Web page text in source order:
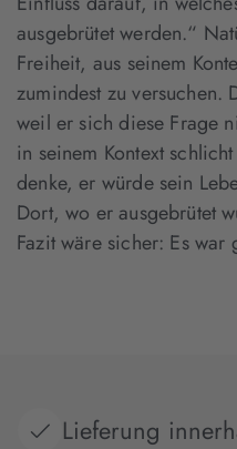
ausgebrütet werden.“
Freiheit, aus seinem
zumindest zu versuchen.
weil er sich diese Frage
in seinem Kontext
denke, er würde sein
Dort, wo er ausgebrütet
Fazit wäre sicher: Es war
Lieferung